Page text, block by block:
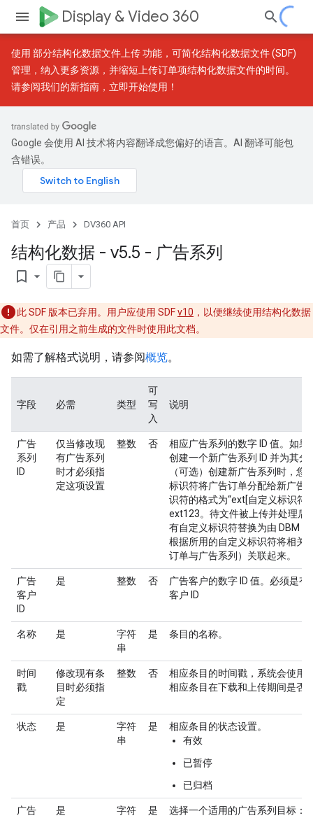
Display & Video 360
使用 部分结构化数据文件上传功能，可简化结构化数据文件 (SDF)
管理，纳入更多资源，并缩短上传订单项结构化数据文件的时间。
请参阅我们的新指南 ，立即开始使用！
Google 会使用 AI 技术将内容翻译成您偏好的语言。AI 翻译可能包
含错误。
首页 产品 DV360 API
结构化数据 - v5.5 - 广告系列
bookmark_border
此 SDF 版本已弃用。用户应使用 SDFv10 ，以便继续使用结构化数据
文件。仅在引用之前生成的文件时使用此文档。
如需了解格式说明，请参阅概览。
字段 必需 类型
可
写
入
说明
广告
系列
ID
仅当修改现
有广告系列
时才必须指
定这项设置
整数 否
相应广告系列的数字 ID 值。如果
创建一个新广告系列 ID 并为其分
（可选）创建新广告系列时，您
标识符将广告订单分配给新广告
识符的格式为“ext[自定义标识符
ext123。待文件被上传并处理后
有自定义标识符替换为由 DBM
根据所用的自定义标识符将相关
订单与广告系列）关联起来。
广告
客户
ID
是 整数 否
广告客户的数字 ID 值。必须是有
客户 ID
名称 是
字符
串
是 条目的名称。
时间
戳
修改现有条
目时必须指
定
整数 否
相应条目的时间戳，系统会使用
相应条目在下载和上传期间是否
状态 是
字符
串
是
相应条目的状态设置。
有效
已暂停
已归档
广告
是
字符
是
选择一个适用的广告系列目标：